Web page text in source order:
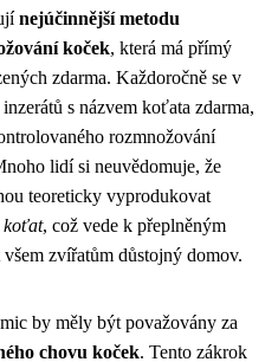
nejúčinnější metodu
koček, která má přímý
zdarma. Každoročně se v
s názvem koťata zdarma,
rozmnožování
lidí si neuvědomuje, že
teoreticky vyprodukovat
koťat, což vede k přeplněným
zvířatům důstojný domov.
by měly být považovány za
chovu koček. Tento zákrok